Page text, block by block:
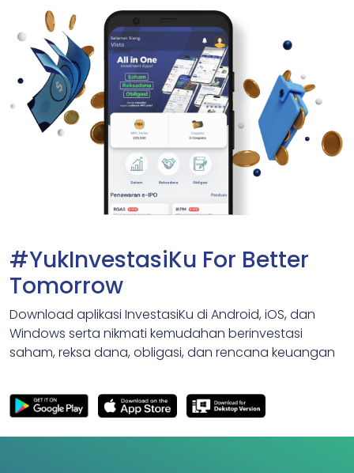
#YukInvestasiKu For Better
Tomorrow
Download aplikasi InvestasiKu di Android, iOS, dan
Windows serta nikmati kemudahan berinvestasi
saham, reksa dana, obligasi, dan rencana keuangan